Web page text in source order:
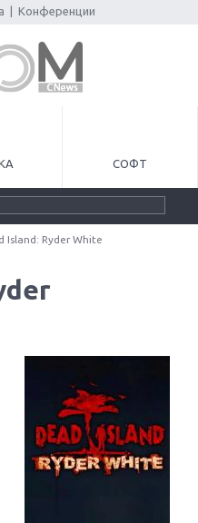
Конференции
СОФТ
Island: Ryder White